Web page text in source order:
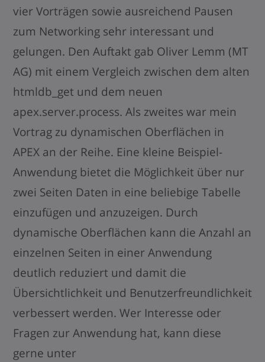
vier Vorträgen sowie ausreichend Pausen
zum Networking sehr interessant und
gelungen. Den Auftakt gab Oliver Lemm (MT
AG) mit einem Vergleich zwischen dem alten
htmldb_get und dem neuen
apex.server.process. Als zweites war mein
Vortrag zu dynamischen Oberflächen in
APEX an der Reihe. Eine kleine Beispiel-
Anwendung bietet die Möglichkeit über nur
zwei Seiten Daten in eine beliebige Tabelle
einzufügen und anzuzeigen. Durch
dynamische Oberflächen kann die Anzahl an
einzelnen Seiten in einer Anwendung
deutlich reduziert und damit die
Übersichtlichkeit und Benutzerfreundlichkeit
verbessert werden. Wer Interesse oder
Fragen zur Anwendung hat, kann diese
gerne unter